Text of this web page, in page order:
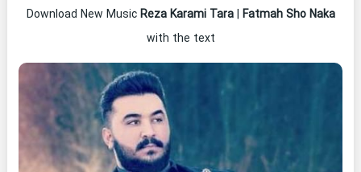
Download New Music Reza Karami Tara| Fatmah Sho Naka
with the text